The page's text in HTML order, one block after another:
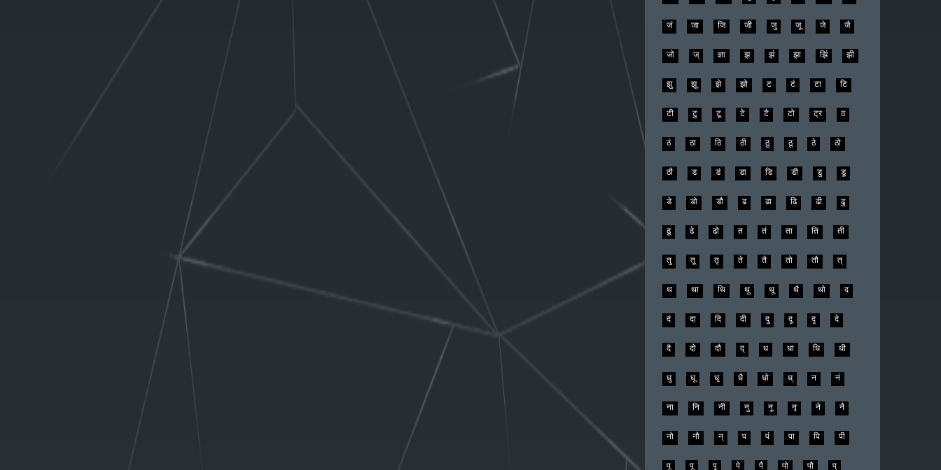
घू घृ घे घो च चं चा चि
चीं चु चू चे चै चो चौ छ
छा छि छी छु छू छे छो ज
जं जा जि जी जु जू जे जै
जो ज् ज्ञा झ झं झा झिं झी
झु झू झे झो ट टं टा टि
टी टु टू टे टै टो ट्र ठ
ठं ठा ठि ठी ठु ठू ठे ठो
ठौ ड डं डा डि डी डु डू
डे डो डौ ढ ढा ढि ढी ढु
ढू ढे ढो त तं ता ति ती
तु तू तृ ते तै तो तौ त्
थ था थि थु थू थै थो द
दं दा दि दी दु दू दृ दे
दै दो दौ द् ध धा धि धी
धु धू धृ धै धो ध् न नं